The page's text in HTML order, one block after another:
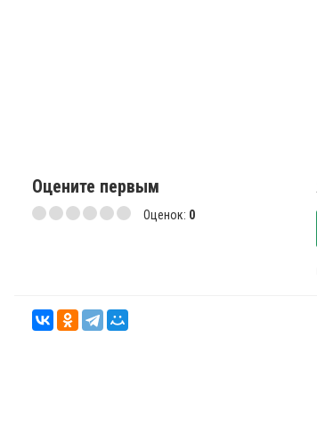
Оцените первым
Оценок: 0